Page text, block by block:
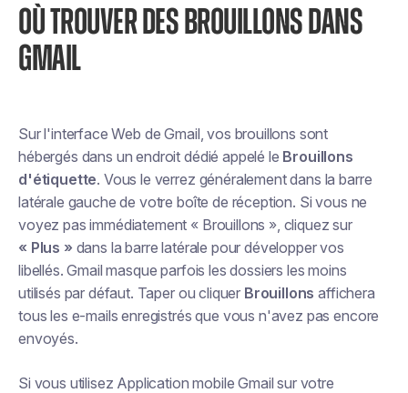
OÙ TROUVER DES BROUILLONS DANS
GMAIL
Sur l'interface Web de Gmail, vos brouillons sont
hébergés dans un endroit dédié appelé le Brouillons
d'étiquette. Vous le verrez généralement dans la barre
latérale gauche de votre boîte de réception. Si vous ne
voyez pas immédiatement « Brouillons », cliquez sur
« Plus »dans la barre latérale pour développer vos
libellés. Gmail masque parfois les dossiers les moins
utilisés par défaut. Taper ou cliquer Brouillons affichera
tous les e-mails enregistrés que vous n'avez pas encore
envoyés.
Si vous utilisez Application mobile Gmail sur votre